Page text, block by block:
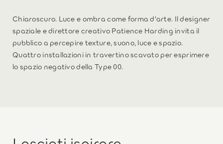
Chiaroscuro. Luce e ombra come forma d'arte. Il designer
spaziale e direttore creativo Patience Harding invita il
pubblico a percepire texture, suono, luce e spazio.
Quattro installazioni in travertino scavato per esprimere
lo spazio negativo della Type 00.